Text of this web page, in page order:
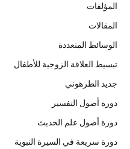
المؤلفات
المقالات
الوسائط المتعددة
تبسيط العلاقة الزوجية للأطفال
جديد الطرهوني
دورة أصول التفسير
دورة أصول علم الحدبث
دورة سريعة في السيرة النبوية